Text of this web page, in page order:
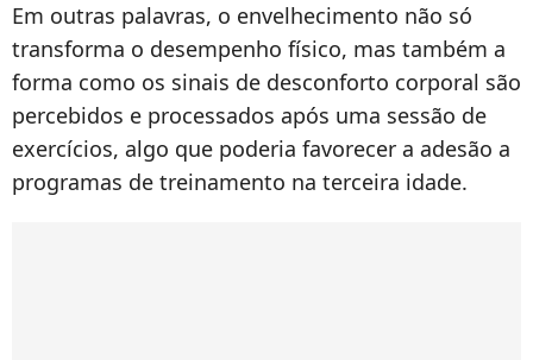
Em outras palavras, o envelhecimento não só
transforma o desempenho físico, mas também a
forma como os sinais de desconforto corporal são
percebidos e processados após uma sessão de
exercícios, algo que poderia favorecer a adesão a
programas de treinamento na terceira idade.